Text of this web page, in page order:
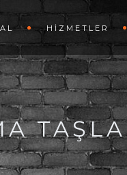
HIZMETLER